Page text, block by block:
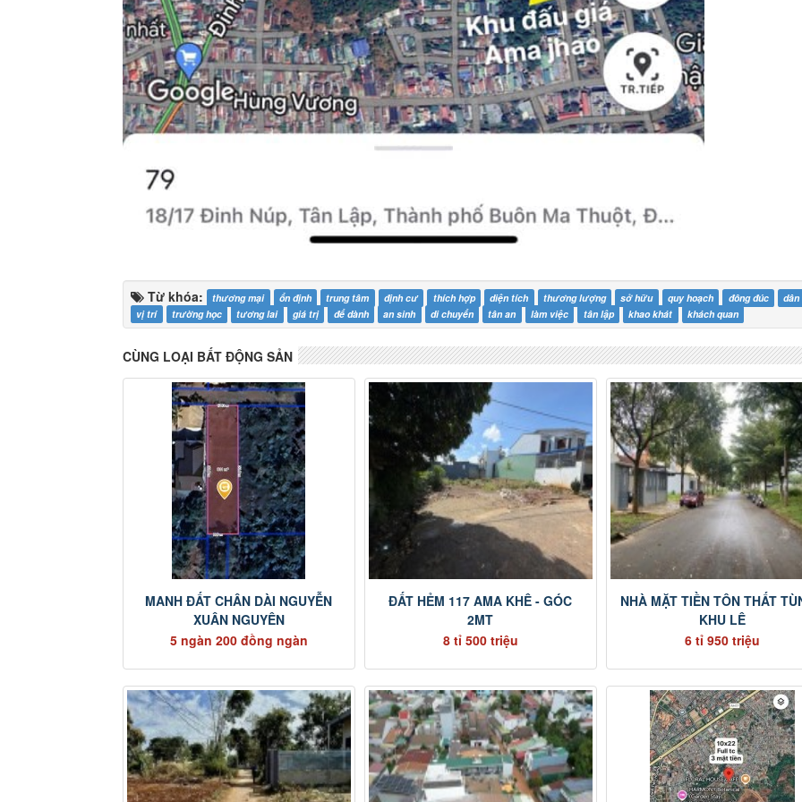
Từ khóa: thương mại ổn định trung tâm định cư thích hợp diện tích thương lượng sở hữu quy hoạch đông đúc
vị trí
trường học tương lai giá trị để dành an sinh di chuyển tân an làm việc tân lập khao khát khách quan
CÙNG LOẠI BẤT ĐỘNG SẢN
MANH ĐẤT CHÂN DÀI NGUYỄN
XUÂN NGUYÊN
5 ngàn 200 đồng ngàn
ĐẤT HẺM 117 AMA KHÊ - GÓC
2MT
8 tỉ 500 triệu
NHÀ MẶT TIỀN TÔN THẤT
KHU LÊ
6 tỉ 950 triệu